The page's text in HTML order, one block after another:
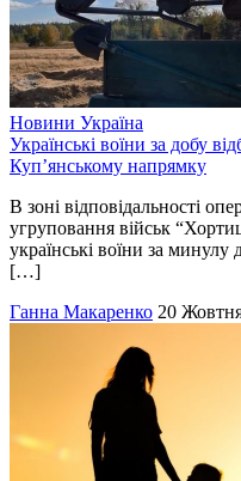
Новини Україна
Українські воїни за добу
Куп’янському напрямку
В зоні відповідальності
угруповання військ
українські воїни за
[…]
Ганна Макаренко 20